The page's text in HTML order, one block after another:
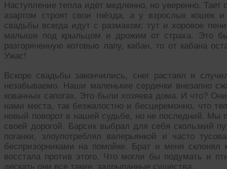
Наступление тепла идёт медленно, но уверенно. Тает
азартом строят свои гнёзда, а у взрослых кошек
свадьбы всегда идут с размахом: тут и хоровое
малыши под крыльцом и дрожим от страха. Это
разгоряченную котовью лапу, кабан, то от кабана
Ужас!
Вскоре свадьбы закончились, снег растаял и
незабываемо. Наши маленькие сердечки внезапно
кованных сапогах. Это были хозяева дома. И что?
нами места, так безжалостно и бесцеремонно, что
новый поворот в нашей судьбе, но не последний. Мы
своей дорогой. Барсик выбрал для себя скользкий
поганки, злоупотреблял валерьянкой и часто
беспризорниками на помойке. Брат и меня
восстала против этого. Что могли бы подумать и
дескать они все такие, задрыпанные существа.